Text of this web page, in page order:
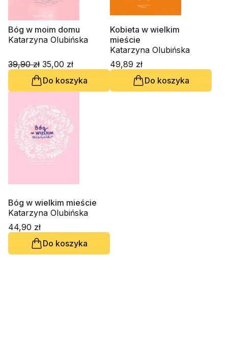
Bóg w moim domu
Katarzyna Olubińska
39,90 zł 35,00 zł
Do koszyka
Kobieta w wielkim
mieście
Katarzyna Olubińska
49,89 zł
Do koszyka
Bóg w wielkim mieście
Katarzyna Olubińska
44,90 zł
Do koszyka